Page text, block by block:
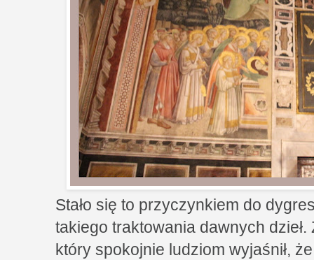
Stało się to przyczynkiem do
takiego traktowania dawnych
który spokojnie ludziom wyjaśnił,